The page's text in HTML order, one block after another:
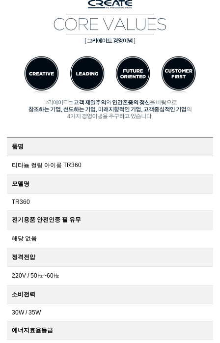
품명
티타늄 컬링 아이롱 TR360
모델명
TR360
전기용품 안전인증 필 유무
해당 없음
정격전압
220V / 50㎐~60㎐
소비전력
30W / 35W
에너지효율등급